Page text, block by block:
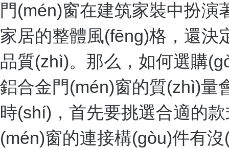
門(mén)窗在建筑家裝中扮
家居的整體風(fēng)格，還決
品質(zhì)。那么，如何選購
鋁合金門(mén)窗的質(zhì)量
時(shí)，首先要挑選合適的
(mén)窗的連接構(gòu)件有